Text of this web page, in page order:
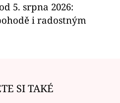
5. srpna 2026:
i radostným
SI TAKÉ